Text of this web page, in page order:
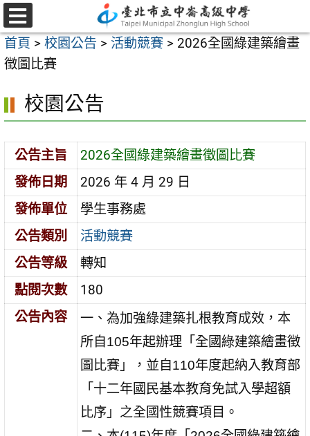
跳
至
主
要
容
選
單
首頁 > 校園公告 > 活動競賽 > 2026全國綠建築繪畫
徵圖比賽
校園公告
公告主旨
2026全國綠建築繪畫徵圖比賽
發佈日期
2026 年 4 月 29 日
發佈單位
學生事務處
公告類別
活動競賽
公告等級
轉知
點閱次數
180
公告內容
一、為加強綠建築扎根教育成效，本
所自105年起辦理「全國綠建築繪畫徵
圖比賽」，並自110年度起納入教育部
「十二年國民基本教育免試入學超額
比序」之全國性競賽項目。